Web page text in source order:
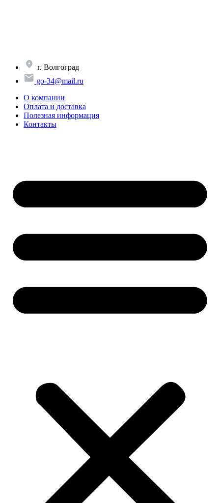
г. Волгоград
go-34@mail.ru
О компании
Оплата и доставка
Полезная информация
Контакты